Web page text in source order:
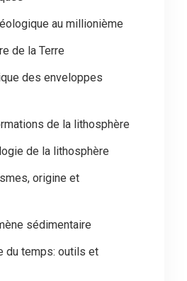
au millionième
de la Terre
des enveloppes
de la lithosphère
de la lithosphère
origine et
sédimentaire
du temps: outils et